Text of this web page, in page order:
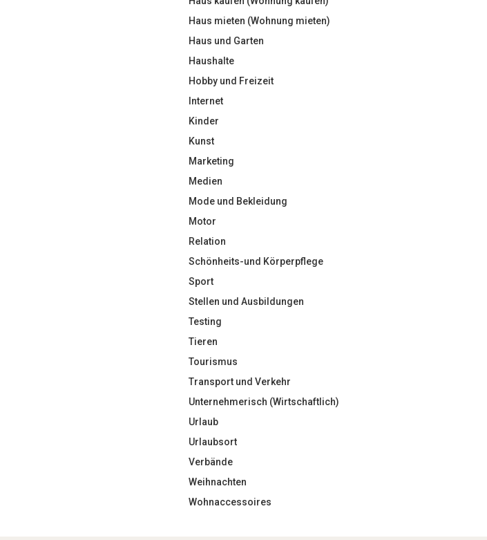
Haus mieten (Wohnung mieten)
Haus und Garten
Haushalte
Hobby und Freizeit
Internet
Kinder
Kunst
Marketing
Medien
Mode und Bekleidung
Motor
Relation
Schönheits-und Körperpflege
Sport
Stellen und Ausbildungen
Testing
Tieren
Tourismus
Transport und Verkehr
Unternehmerisch (Wirtschaftlich)
Urlaub
Urlaubsort
Verbände
Weihnachten
Wohnaccessoires